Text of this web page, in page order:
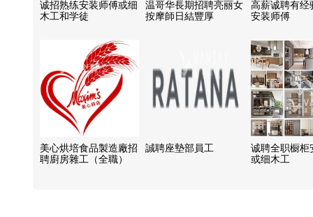
诚招熟练安装师傅或细
木工和学徒
温哥华長期招聘亮丽女
按摩師日結豐厚
高薪诚聘有经
安装师傅
美心烘培食品製造廠招
聘廚房雜工（全職）
誠聘座墊部員工
诚聘全职橱柜
或细木工